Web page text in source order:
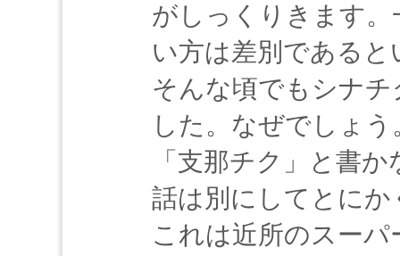
がしっくりきます
い方は差別である
そんな頃でもシナ
した。なぜでしょ
「支那チク」と書
話は別にしてとに
これは近所のスー